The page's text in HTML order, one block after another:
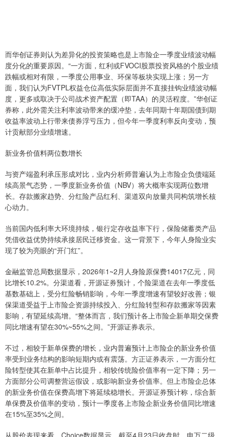
而华创证券则认为差异化的投资策略也是上市险企一季度业绩波动幅
度分化的重要原因。“一方面，红利或FVOCI股票投资风格的个股业绩
跌幅或相对有限，一季度公用事业、环保等板块实现上涨；另一方
面，我们认为FVTPL权益仓位高低实际层面并不直接挂钩业绩波动幅
度，更多或取决于公司战术资产配置（即TAA）的灵活程度。”华创证
券称，此外需关注利率波动带来的缓冲垫，去年同期十年期国债到期
收益率波动上行带来债券浮亏压力，但今年一季度利率反向变动，预
计贡献部分业绩增速。
新业务价值料两位数增长
与资产端盈利承压形成对比，业内分析师普遍认为上市险企负债端延
续高景气态势，一季度新业务价值（NBV）将大概率实现两位数增
长。存款搬家趋势、分红险产品红利、渠道双向放量共同构筑增长核
心动力。
当前国内低利率大环境持续，银行定存收益率下行，保险储蓄类产品
凭借收益优势持续承接居民迁移资金。这一背景下，今年人身险业实
现了较为亮眼的“开门红”。
金融监管总局数据显示，2026年1~2月人身险原保费14017亿元，同
比增长10.2%。分渠道看，开源证券预计，个险渠道在去年一季度低
基数基础上，受分红险畅销影响，今年一季度增速有望较好改善；银
保渠道受益于上市险企资源持续投入、分红险转型和存款搬家等因素
影响，有望延续高增。“整体而言，我们预计各上市险企新单期交保费
同比增速有望在30%~55%之间。”开源证券表示。
不过，相较于新单保费的增长，业内普遍预计上市险企的新业务价值
率受到业务结构的影响短期内或有震荡。方正证券表示，一方面分红
险转型使其在新单中占比提升，相较传统险价值率有一定下降；另一
方面部分公司调整营运假设，或影响新业务价值率。但上市险企总体
的新业务价值在保费高增下将延续稳增长。开源证券预计称，综合新
单保费及价值率的变动，预计一季度各上市险企新业务价值同比增速
在15%至35%之间。
从股价表现来看，Choice数据显示，截至4月23日收盘时，申万二级